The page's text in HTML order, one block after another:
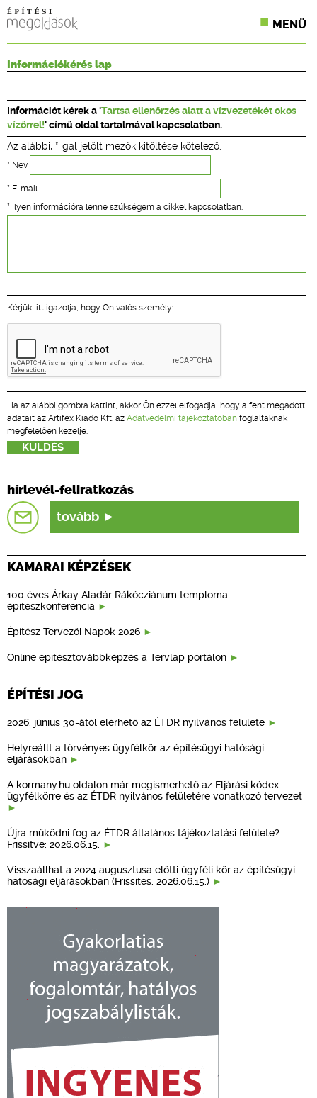
MENÜ
CPR TERMÉKKIÍRÁS
ÉPÍTÉSI JOG
ONLINE KÉPZÉSEK
TERVEZÉSI SEGÉDLETEK
Információkérés lap
Információt kérek a 'Tartsa ellenőrzés alatt a vízvezetékét okos
vízőrrel!' című oldal tartalmával kapcsolatban.
Az alábbi, *-gal jelölt mezők kitöltése kötelező.
* Név
* E-mail
* Ilyen információra lenne szükségem a cikkel kapcsolatban:
Kérjük, itt igazolja, hogy Ön valós személy:
Ha az alábbi gombra kattint, akkor Ön ezzel elfogadja, hogy a fent megadott
adatait az Artifex Kiadó Kft. az Adatvédelmi tájékoztatóban foglaltaknak
megfelelően kezelje.
hírlevél-feliratkozás
tovább
KAMARAI KÉPZÉSEK
100 éves Árkay Aladár Rákócziánum temploma
építészkonferencia
Építész Tervezői Napok 2026
Online építésztovábbképzés a Tervlap portálon
ÉPÍTÉSI JOG
2026. június 30-ától elérhető az ÉTDR nyilvános felülete
Helyreállt a törvényes ügyfélkör az építésügyi hatósági
eljárásokban
A kormany.hu oldalon már megismerhető az Eljárási kódex
ügyfélkörre és az ÉTDR nyilvános felületére vonatkozó tervezet
Újra működni fog az ÉTDR általános tájékoztatási felülete? -
Frissítve: 2026.06.15.
Visszaállhat a 2024 augusztusa előtti ügyféli kör az építésügyi
hatósági eljárásokban (Frissítés: 2026.06.15.)